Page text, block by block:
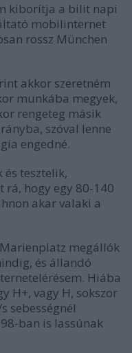
kiborítja a bilit napi
mobilinternet
rossz München
akkor szeretném
munkába megyek,
rengeteg másik
szóval lenne
engedné.
és tesztelik,
rá, hogy egy 80-140
akar valaki a
megállók
és állandó
Hiába
H+, vagy H, sokszor
sebességnél
ban is lassúnak